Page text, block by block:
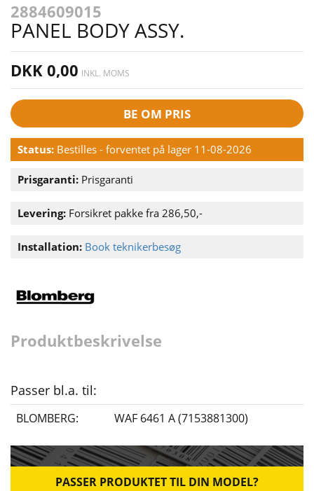
2884609015
PANEL BODY ASSY.
DKK 0,00 INKL. MOMS
BE OM PRIS
Status: Bestilles - forventet på lager 11-08-2026
Prisgaranti: Prisgaranti
Levering: Forsikret pakke fra 286,50,-
Installation: Book teknikerbesøg
Produktbeskrivelse
Passer bl.a. til:
BLOMBERG: WAF 6461 A (7153881300)
PASSER PRODUKTET TIL DIN MODEL?